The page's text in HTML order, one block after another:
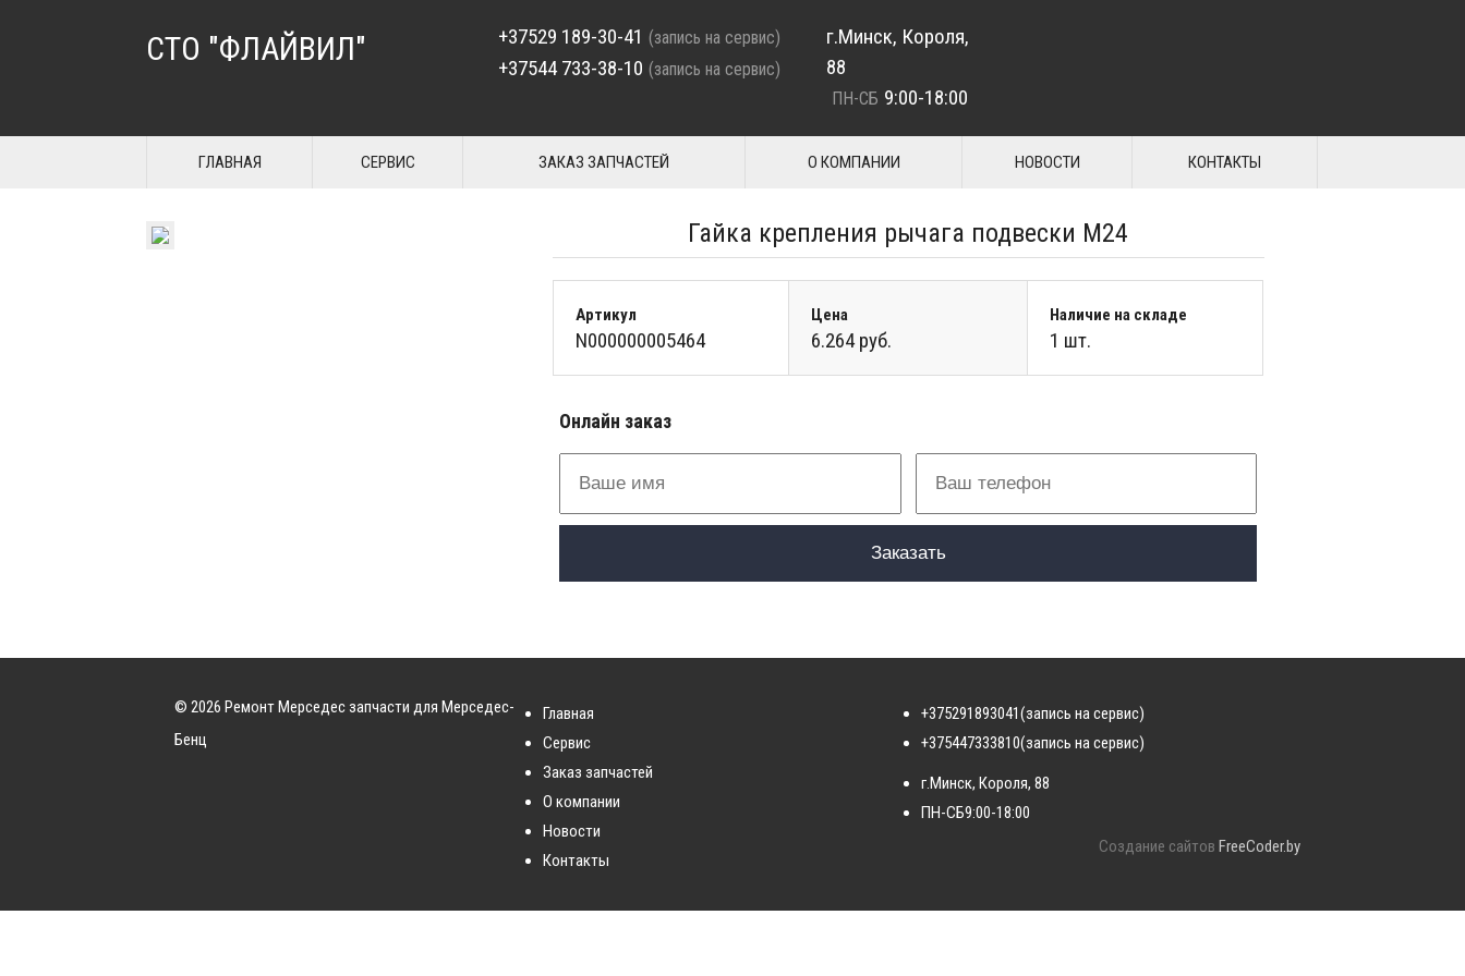
СТО "ФЛАЙВИЛ" +37529 189-30-41 (запись на сервис)
+37544 733-38-10 (запись на сервис)
г.Минск, Короля,
88
ПН-СБ 9:00-18:00
ГЛАВНАЯ СЕРВИС ЗАКАЗ ЗАПЧАСТЕЙ О КОМПАНИИ НОВОСТИ КОНТАКТЫ
Гайка крепления рычага подвески М24
Артикул
N000000005464
Цена
6.264 руб.
Наличие на складе
1 шт.
Онлайн заказ
© 2026 Ремонт Мерседес запчасти для Мерседес-
Бенц
Главная
Сервис
Заказ запчастей
О компании
Новости
Контакты
+375291893041(запись на сервис)
+375447333810(запись на сервис)
г.Минск, Короля, 88
ПН-СБ9:00-18:00
Создание сайтов FreeCoder.by